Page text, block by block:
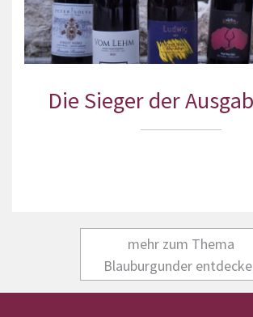
Die Sieger der
mehr zum Thema
Blauburgunder